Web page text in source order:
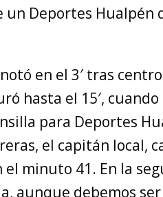
un Deportes Hualpén
en el 3′ tras
hasta el 15′,
para Deportes
el capitán local,
el minuto 41. En la
aunque debemos